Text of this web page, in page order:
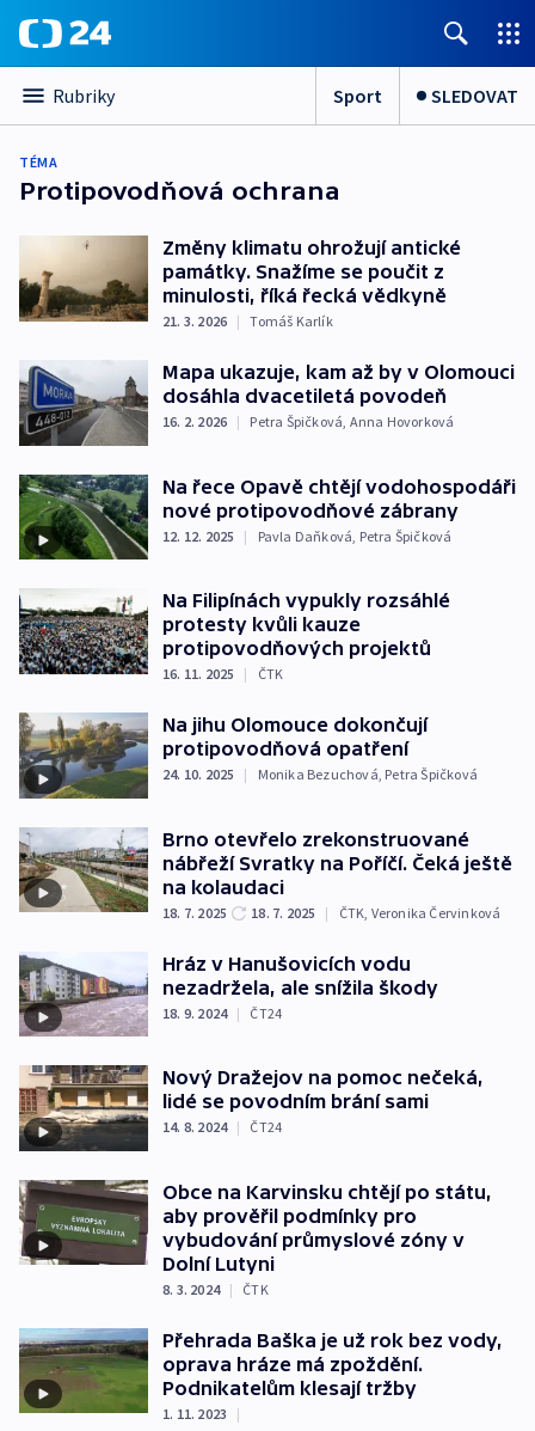
Rubriky Sport SLEDOVAT
TÉMA
Protipovodňová ochrana
Změny klimatu ohrožují antické
památky. Snažíme se poučit z
minulosti, říká řecká vědkyně
21. 3. 2026 | Tomáš Karlík
Mapa ukazuje, kam až by v Olomouci
dosáhla dvacetiletá povodeň
16. 2. 2026 | Petra Špičková, Anna Hovorková
Na řece Opavě chtějí vodohospodáři
nové protipovodňové zábrany
12. 12. 2025 | Pavla Daňková Petra Špičková
Na Filipínách vypukly rozsáhlé
protesty kvůli kauze
protipovodňových projektů
16. 11. 2025 | ČTK
Na jihu Olomouce dokončují
protipovodňová opatření
24. 10. 2025 | Monika Bezuchová, Petra Špičková
Brno otevřelo zrekonstruované
nábřeží Svratky na Poříčí. Čeká ještě
na kolaudaci
18. 7. 2025 18. 7. 2025 | ČTK Veronika Červinková
Hráz v Hanušovicích vodu
nezadržela, ale snížila škody
18. 9. 2024 | ČT24
Nový Dražejov na pomoc nečeká,
lidé se povodním brání sami
14. 8. 2024 | ČT24
Obce na Karvinsku chtějí po státu,
aby prověřil podmínky pro
vybudování průmyslové zóny v
Dolní Lutyni
8. 3. 2024 | ČTK
Přehrada Baška je už rok bez vody,
oprava hráze má zpoždění.
Podnikatelům klesají tržby
1. 11. 2023 |